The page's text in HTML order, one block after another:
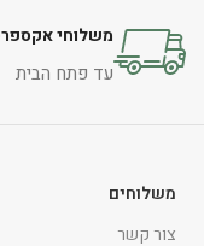
משלוחי
עד פתח הבית
משלוחים
צור קשר